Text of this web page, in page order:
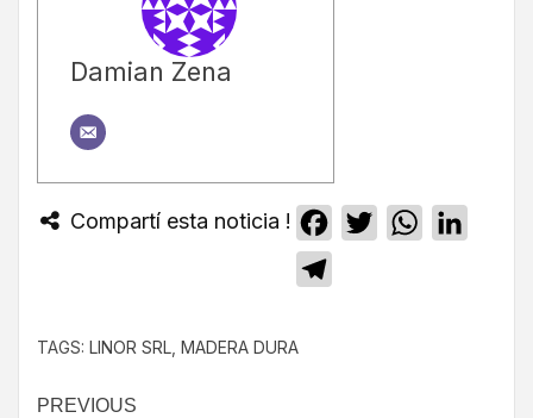
Damian Zena
Compartí esta noticia ! Facebook
TwitterWhatsApp
TAGS: LINOR SRL MADERA DURA
PREVIOUS